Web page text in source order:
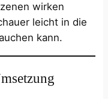
wirken
leicht in die
kann.